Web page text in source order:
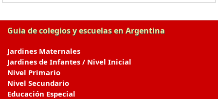
Guia de colegios y escuelas en Argentina
Jardines Maternales
Jardines de Infantes / Nivel Inicial
Nivel Primario
Nivel Secundario
Educación Especial